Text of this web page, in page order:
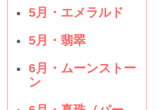
5月・エメラルド
5月・翡翠
6月・ムーンストー
ン